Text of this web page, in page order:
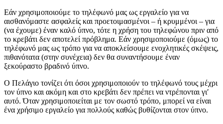
Εάν χρησιμοποιούμε το τηλέφωνό μας ως εργαλείο για να
αισθανόμαστε ασφαλείς και προετοιμασμένοι – ή κρυμμένοι – για
(να έχουμε) έναν καλό ύπνο, τότε η χρήση του τηλεφώνου πριν από
το κρεβάτι δεν αποτελεί πρόβλημα. Εάν χρησιμοποιούμε (όμως) το
τηλέφωνό μας ως τρόπο για να αποκλείσουμε ενοχλητικές σκέψεις,
πιθανότατα (στην συνέχεια) δεν θα συναντήσουμε έναν
ξεκούραστο βραδινό ύπνο.
Ο Πελάγιο τονίζει ότι όσοι χρησιμοποιούν το τηλέφωνό τους μέχρι
τον ύπνο και ακόμη και στο κρεβάτι δεν πρέπει να ντρέπονται γι′
αυτό. Όταν χρησιμοποιείται με τον σωστό τρόπο, μπορεί να είναι
ένα χρήσιμο εργαλείο για πολλούς καθώς βυθίζονται στον ύπνο.